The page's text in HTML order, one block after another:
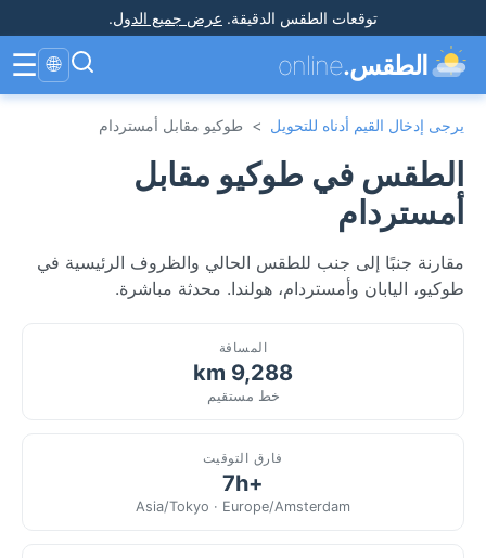
توقعات الطقس الدقيقة. عرض جميع الدول.
الطقس.online
🌐
☰
يرجى إدخال القيم أدناه للتحويل > طوكيو مقابل أمستردام
الطقس في طوكيو مقابل
أمستردام
مقارنة جنبًا إلى جنب للطقس الحالي والظروف الرئيسية في
طوكيو، اليابان وأمستردام، هولندا. محدثة مباشرة.
المسافة
9,288 km
خط مستقيم
فارق التوقيت
+7h
Asia/Tokyo · Europe/Amsterdam